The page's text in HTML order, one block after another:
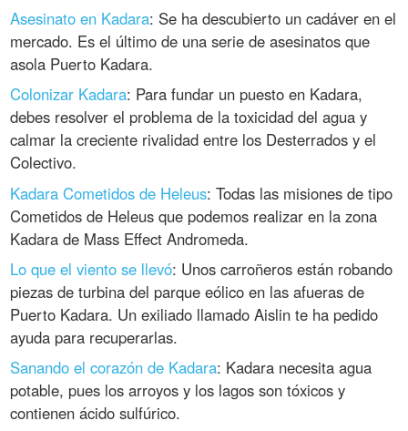
Asesinato en Kadara: Se ha descubierto un cadáver en el
mercado. Es el último de una serie de asesinatos que
asola Puerto Kadara.
Colonizar Kadara: Para fundar un puesto en Kadara,
debes resolver el problema de la toxicidad del agua y
calmar la creciente rivalidad entre los Desterrados y el
Colectivo.
Kadara Cometidos de Heleus: Todas las misiones de tipo
Cometidos de Heleus que podemos realizar en la zona
Kadara de Mass Effect Andromeda.
Lo que el viento se llevó: Unos carroñeros están robando
piezas de turbina del parque eólico en las afueras de
Puerto Kadara. Un exiliado llamado Aislin te ha pedido
ayuda para recuperarlas.
Sanando el corazón de Kadara: Kadara necesita agua
potable, pues los arroyos y los lagos son tóxicos y
contienen ácido sulfúrico.